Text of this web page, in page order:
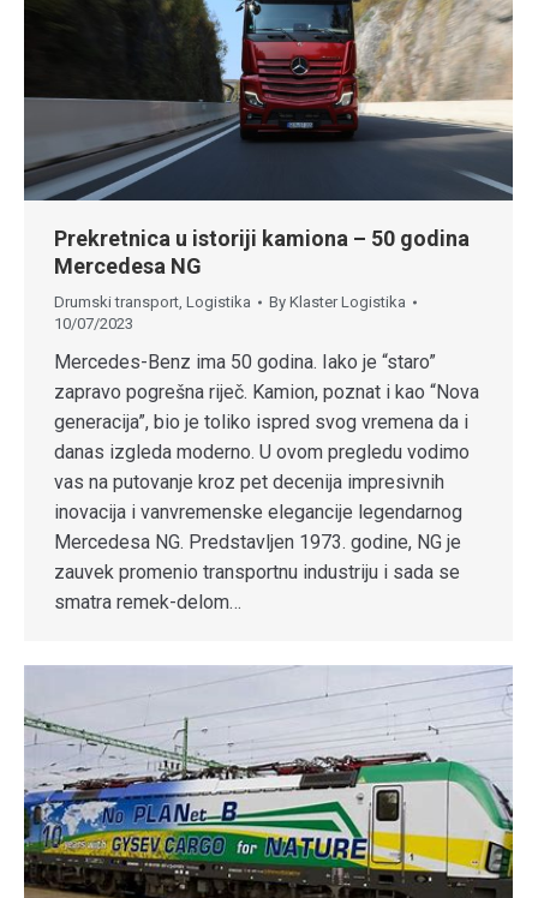
Prekretnica u istoriji kamiona – 50 godina
Mercedesa NG
Drumski transport Logistika By Klaster Logistika
10/07/2023
Mercedes-Benz ima 50 godina. Iako je “staro”
zapravo pogrešna riječ. Kamion, poznat i kao “Nova
generacija”, bio je toliko ispred svog vremena da i
danas izgleda moderno. U ovom pregledu vodimo
vas na putovanje kroz pet decenija impresivnih
inovacija i vanvremenske elegancije legendarnog
Mercedesa NG. Predstavljen 1973. godine, NG je
zauvek promenio transportnu industriju i sada se
smatra remek-delom…